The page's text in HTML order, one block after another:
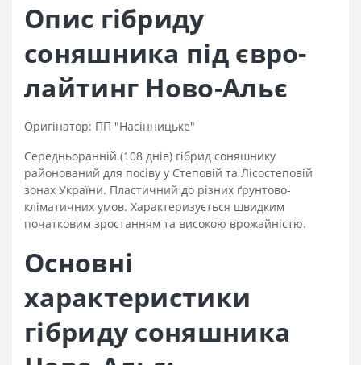
Опис гібриду
соняшника під євро-
лайтинг Ново-Альє
Оригінатор: ПП "Насінницьке"
Середньоранній (108 днів) гібрид соняшнику
районований для посіву у Степовій та Лісостеповій
зонах України. Пластичний до різних ґрунтово-
кліматичних умов. Характеризується швидким
початковим зростанням та високою врожайністю.
Основні
характеристики
гібриду соняшника